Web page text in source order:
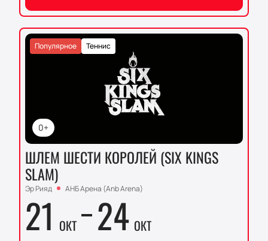
0+
Теннис
Популярное
ШЛЕМ ШЕСТИ КОРОЛЕЙ (SIX KINGS
SLAM)
Эр Рияд АНБ Арена (Anb Arena)
21 ОКТ 24 ОКТ